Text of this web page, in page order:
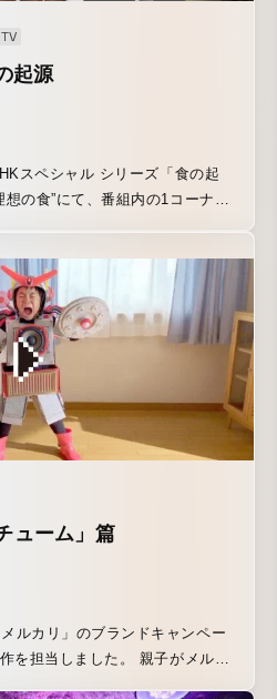
TV
起源
スペシャル シリーズ「食の起
の食”にて、番組内の1コーナー
「食の起源 タイムマシン」を担
special/shoku/ 放送さ
はこちらでご覧いただけます。
special/shoku/series/01/ ◆第
shoku/series/02/ ◆第3集
shoku/series/03/ ◆第4集
series/04/ また、渋谷
していた「おいしいって、な
実際に体験できるデジタルコン
ン」も企画、制作しています。
ューム」篇
ルカリ」のブランドキャンペー
を担当しました。 親子がメルカ